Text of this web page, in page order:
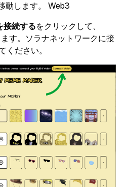
動します。 Web3
接続するをクリックして、
す。ソラナネットワークに接
ください。